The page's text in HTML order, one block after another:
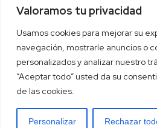
Valoramos tu privacidad
Usamos cookies para mejorar su
navegación, mostrarle anuncios o
personalizados y analizar nuestro
“Aceptar todo” usted da su
de las cookies.
Personalizar Rechazar